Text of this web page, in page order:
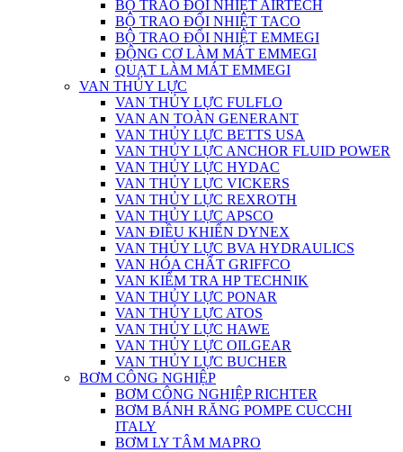
BỘ TRAO ĐỔI NHIỆT AIRTECH
BỘ TRAO ĐỔI NHIỆT TACO
BỘ TRAO ĐỔI NHIỆT EMMEGI
ĐỘNG CƠ LÀM MÁT EMMEGI
QUẠT LÀM MÁT EMMEGI
VAN THỦY LỰC
VAN THỦY LỰC FULFLO
VAN AN TOÀN GENERANT
VAN THỦY LỰC BETTS USA
VAN THỦY LỰC ANCHOR FLUID POWER
VAN THỦY LỰC HYDAC
VAN THỦY LỰC VICKERS
VAN THỦY LỰC REXROTH
VAN THỦY LỰC APSCO
VAN ĐIỀU KHIỂN DYNEX
VAN THỦY LỰC BVA HYDRAULICS
VAN HÓA CHẤT GRIFFCO
VAN KIỂM TRA HP TECHNIK
VAN THỦY LỰC PONAR
VAN THỦY LỰC ATOS
VAN THỦY LỰC HAWE
VAN THỦY LỰC OILGEAR
VAN THỦY LỰC BUCHER
BƠM CÔNG NGHIỆP
BƠM CÔNG NGHIỆP RICHTER
BƠM BÁNH RĂNG POMPE CUCCHI
ITALY
BƠM LY TÂM MAPRO